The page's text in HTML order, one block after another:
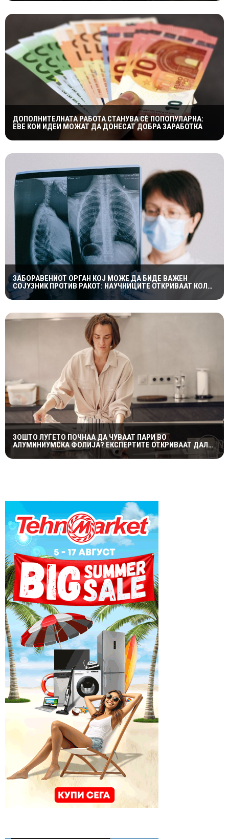
ДОПОЛНИТЕЛНАТА РАБОТА СТАНУВА СÈ ПОПОПУЛАРНА:
ЕВЕ КОИ ИДЕИ МОЖАТ ДА ДОНЕСАТ ДОБРА ЗАРАБОТКА
ЗАБОРАВЕНИОТ ОРГАН КОЈ МОЖЕ ДА БИДЕ ВАЖЕН
СОЈУЗНИК ПРОТИВ РАКОТ: НАУЧНИЦИТЕ ОТКРИВААТ КОЛКУ
Е ЗНАЧАЕН ТИМУСОТ
ЗОШТО ЛУЃЕТО ПОЧНАА ДА ЧУВААТ ПАРИ ВО
АЛУМИНИУМСКА ФОЛИЈА? ЕКСПЕРТИТЕ ОТКРИВААТ ДАЛИ
ТРИКОТ НАВИСТИНА ФУНКЦИОНИРА